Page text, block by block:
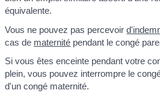
équivalente.
Vous ne pouvez pas percevoir
cas de maternité pendant le congé
Si vous êtes enceinte pendant votre
plein, vous pouvez interrompre le
d'un congé maternité.